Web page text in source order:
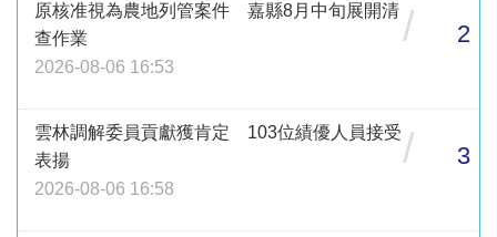
原核准視為農地列管案件 嘉縣8月中旬展開清
查作業
2026-08-06 16:53
/ 2
雲林調解委員貢獻獲肯定 103位績優人員接受
表揚
2026-08-06 16:58
/ 3